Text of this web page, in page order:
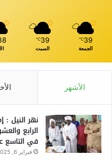
39
℃
الجمعة
39
℃
السبت
الأشهر
نهر النيل :
الرابع
في التاسع
فبراير 6, 2025